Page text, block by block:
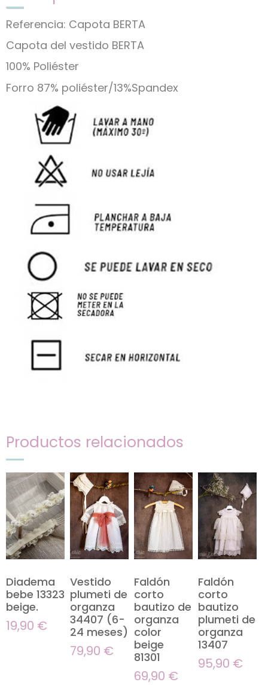
Referencia: Capota BERTA
Capota del vestido BERTA
100% Poliéster
Forro 87% poliéster/13%Spandex
Productos relacionados
Diadema
bebe 13323
beige.
19,90 €
Faldón
corto
bautizo
plumeti de
organza
13407
95,90 €
Vestido
plumeti de
organza
34407 (6-
24 meses)
79,90 €
Faldón
corto
bautizo de
organza
color
beige
81301
69,90 €